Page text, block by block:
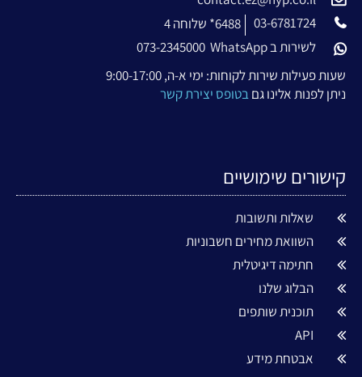
03-6781724
6488* שלוחה 4
לשירות ב WhatsApp
073-2345000
שעות פעילות שירות לקוחות: ימי א-ה, 9:00-17:00
ניתן לפנות אלינו גםבטופס יצירת קשר
קישורים שימושיים
שאלות ותשובות
השוואת מחירים חשבוניות
חתימה דיגיטלית
הבלוג שלנו
תוכנית שותפים
API
אבטחת מידע